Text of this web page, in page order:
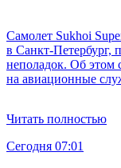
Самолет Sukhoi
в Санкт-Петербург,
неполадок. Об
на авиационные
Читать полностью
Сегодня 07:01